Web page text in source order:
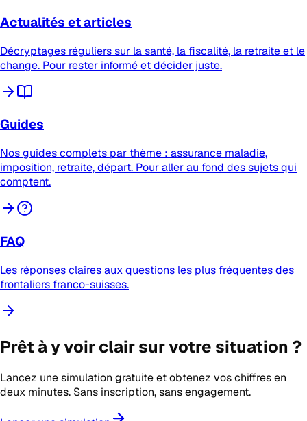
Actualités et articles
Décryptages réguliers sur la santé, la fiscalité, la retraite et le
change. Pour rester informé et décider juste.
Guides
Nos guides complets par thème : assurance maladie,
imposition, retraite, départ. Pour aller au fond des sujets qui
comptent.
FAQ
Les réponses claires aux questions les plus fréquentes des
frontaliers franco-suisses.
Prêt à y voir clair sur votre situation ?
Lancez une simulation gratuite et obtenez vos chiffres en
deux minutes. Sans inscription, sans engagement.